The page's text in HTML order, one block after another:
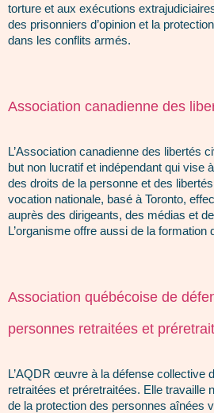
torture et aux exécutions
des prisonniers d’opinion et la
dans les conflits armés.
Association canadienne des
L’Association canadienne des libertés
but non lucratif et indépendant qui vise
des droits de la personne et des
vocation nationale, basé à Toronto,
auprès des dirigeants, des médias et
L’organisme offre aussi de la
Association québécoise de
personnes retraitées et
L’AQDR œuvre à la défense collective
retraitées et préretraitées. Elle travaille
de la protection des personnes aînées